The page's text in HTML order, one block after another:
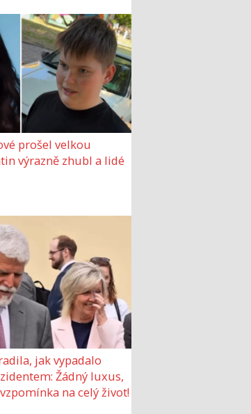
prošel velkou
výrazně zhubl a lidé
jak vypadalo
Žádný luxus,
na celý život!